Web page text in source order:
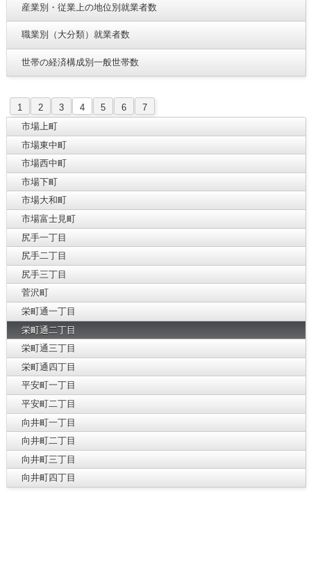
産業別・従業上の地位別就業者数
職業別（大分類）就業者数
世帯の経済構成別一般世帯数
1 2 3 4 5 6
7
市場上町
市場東中町
市場西中町
市場下町
市場大和町
市場富士見町
尻手一丁目
尻手二丁目
尻手三丁目
菅沢町
栄町通一丁目
栄町通二丁目
栄町通三丁目
栄町通四丁目
平安町一丁目
平安町二丁目
向井町一丁目
向井町二丁目
向井町三丁目
向井町四丁目